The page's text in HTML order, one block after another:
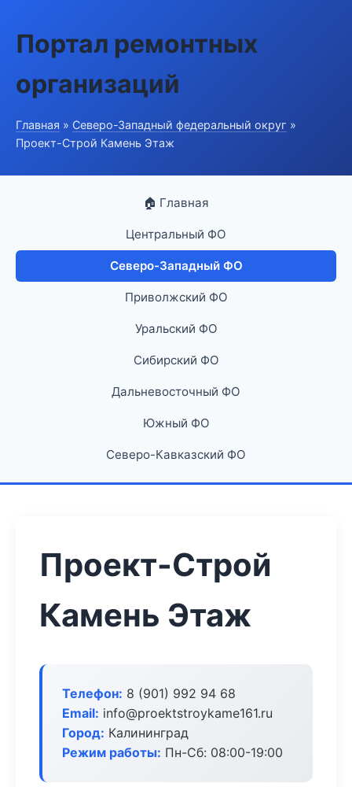
Портал ремонтных
организаций
Главная » Северо-Западный федеральный округ »
Проект-Строй Камень Этаж
🏠 Главная
Центральный ФО
Северо-Западный ФО
Приволжский ФО
Уральский ФО
Сибирский ФО
Дальневосточный ФО
Южный ФО
Северо-Кавказский ФО
Проект-Строй
Камень Этаж
Телефон: 8 (901) 992 94 68
Email: info@proektstroykame161.ru
Город: Калининград
Режим работы: Пн-Сб: 08:00-19:00